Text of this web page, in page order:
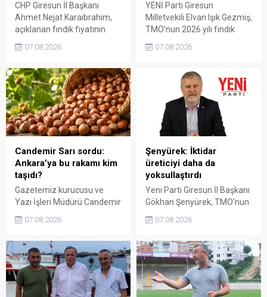
CHP Giresun İl Başkanı
Ahmet Nejat Karaibrahim,
açıklanan fındık fiyatının
artan üretim maliyetleri
karşısında yetersiz kaldığını
emeğinin korunmasını
istedi. Karaibrahim,
sürdürülebilir üretim için
fiyat politikasının yeniden
değerlendirilmesi gerektiğini
söyledi.
07.08.2026
YENİ Parti Giresun
Milletvekili Elvan Işık Gezmiş,
TMO’nun 2026 yılı fındık
fiyatına sert tepki gösterdi.
Açıklanan rakamın üreticinin
karşılamadığını belirten
Gezmiş, “Üreticiyi yok
sayanı, günü geldiğinde
üretici de yok sayacaktır”
dedi.
07.08.2026
Candemir Sarı sordu:
Ankara’ya bu rakamı kim
taşıdı?
Gazetemiz kurucusu ve
Yazı İşleri Müdürü Candemir
Sarı, fındık fiyatı
tartışmalarını köşesine
300 liraya ulaştığı bir
dönemde Ankara’ya 240
liralık fiyat teklifi
götürüldüğü iddiasını
07.08.2026
Şenyürek: İktidar
üreticiyi daha da
yoksullaştırdı
Yeni Parti Giresun İl Başkanı
Gökhan Şenyürek, TMO’nun
Giresun kalite fındık için
açıkladığı 255 liralık fiyatı
nitelendirdi. Artışın yıllık
enflasyonun altında kaldığını
belirten Şenyürek, kararın
üreticiyi değil tekelleri
07.08.2026